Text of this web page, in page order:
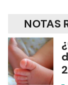
NOTAS